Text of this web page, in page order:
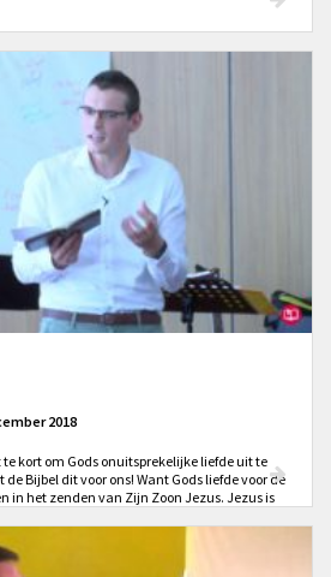
2018
kort om Gods onuitsprekelijke liefde uit te
Bijbel dit voor ons! Want Gods liefde voor de
in het zenden van Zijn Zoon Jezus. Jezus is